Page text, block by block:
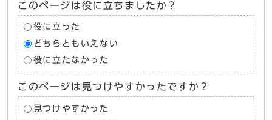
このページは役に立ちましたか？
役に立った
どちらともいえない
役に立たなかった
このページは見つけやすかったですか？
見つけやすかった